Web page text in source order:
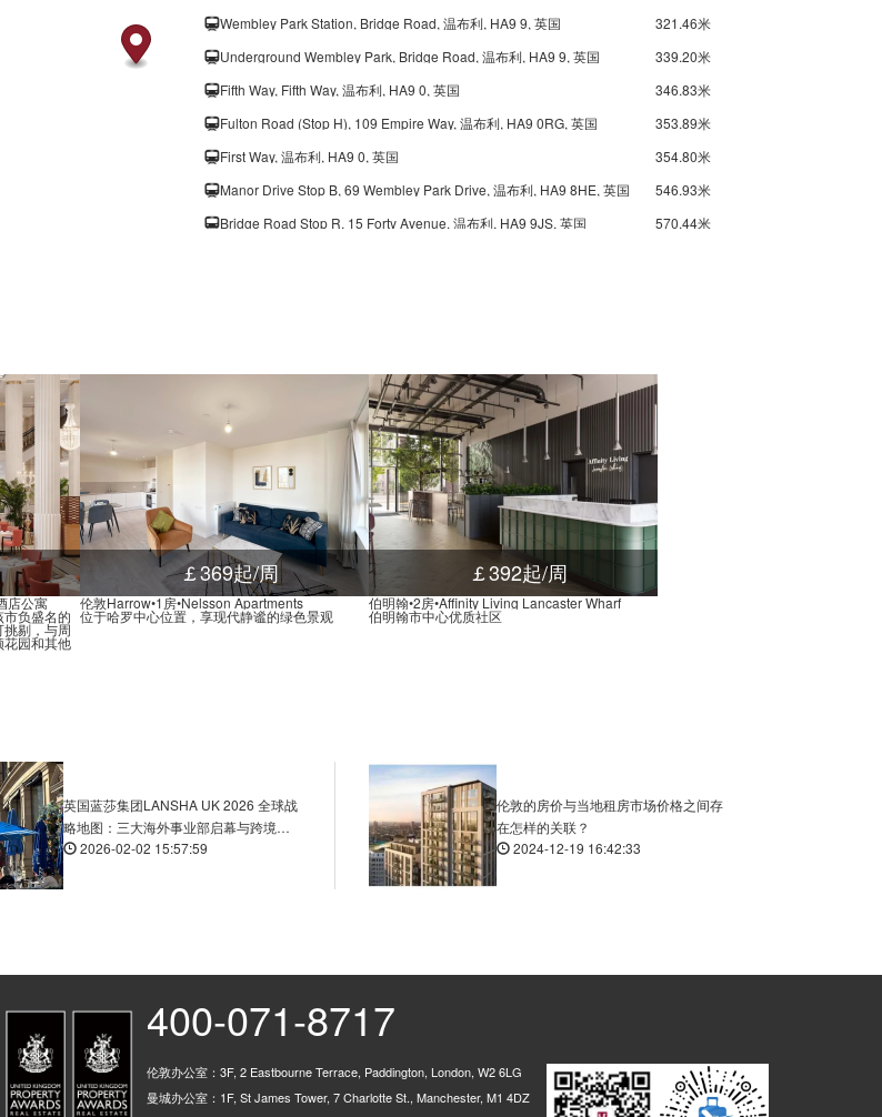
Wembley Park Station, Bridge Road, 温布利, HA9 9, 英国
321.46米
Underground Wembley Park, Bridge Road, 温布利, HA9 9, 英国
339.20米
Fifth Way, Fifth Way, 温布利, HA9 0, 英国
346.83米
Fulton Road (Stop H), 109 Empire Way, 温布利, HA9 0RG, 英国
353.89米
First Way, 温布利, HA9 0, 英国
354.80米
Manor Drive Stop B, 69 Wembley Park Drive, 温布利, HA9 8HE, 英国
546.93米
Bridge Road Stop R, 15 Forty Avenue, 温布利, HA9 9JS, 英国
570.44米
Brook Avenue Stop U, Forty Avenue, 温布利, HA9 8, 英国
701.74米
Carey Way, Fourth Way, 温布利, HA9 0, 英国
723.62米
Manor Drive Wembley Hill Stop V, 109 Wembley Hill Road, 温布利, HA9 8DA, 英国
Balmoral Court Stop M, 35 Wembley Park Drive, 温布利, HA9 8HD, 英国
732.99米
Greenhill Way Lycee International, 2 The Paddocks, 温布利, HA9 9HE, 英国
815.86米
Carlton Avenue East Wembley Park Stop G, 1 Forty Avenue, 温布利, HA9 8JP, 英国
859.54米
店公寓
负盛名的
剔，与周
花园和其他
￡369起/周
伦敦Harrow•1房•Nelsson Apartments
位于哈罗中心位置，享现代静谧的绿色景观
￡392起/周
伯明翰•2房•Affinity Living Lancaster Wharf
伯明翰市中心优质社区
英国蓝莎集团LANSHA UK 2026 全球战
略地图：三大海外事业部启幕与跨境生
态服务再升级
2026-02-02 15:57:59
伦敦的房价与当地租房市场价格之间存
在怎样的关联？
2024-12-19 16:42:33
400-071-8717
伦敦办公室：3F, 2 Eastbourne Terrace, Paddington, London, W2 6LG
曼城办公室：1F, St James Tower, 7 Charlotte St., Manchester, M1 4DZ